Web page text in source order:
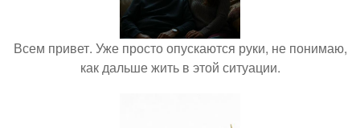
Всем привет. Уже просто опускаются руки, не понимаю,
как дальше жить в этой ситуации.